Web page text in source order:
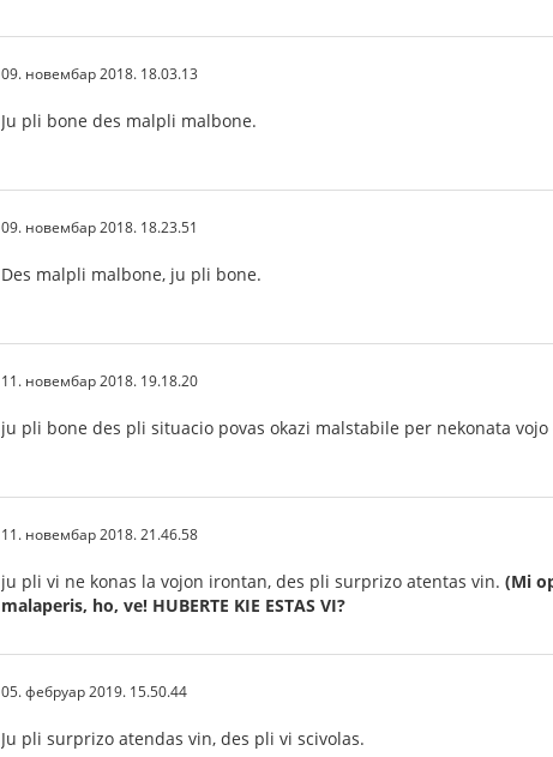
09. новембар 2018. 18.03.13
Ju pli bone des malpli malbone.
09. новембар 2018. 18.23.51
Des malpli malbone, ju pli bone.
11. новембар 2018. 19.18.20
ju pli bone des pli situacio povas okazi malstabile per nekonata
11. новембар 2018. 21.46.58
ju pli vi ne konas la vojon irontan, des pli surprizo atentas vin. (Mi
malaperis, ho, ve! HUBERTE KIE ESTAS VI?
05. фебруар 2019. 15.50.44
Ju pli surprizo atendas vin, des pli vi scivolas.